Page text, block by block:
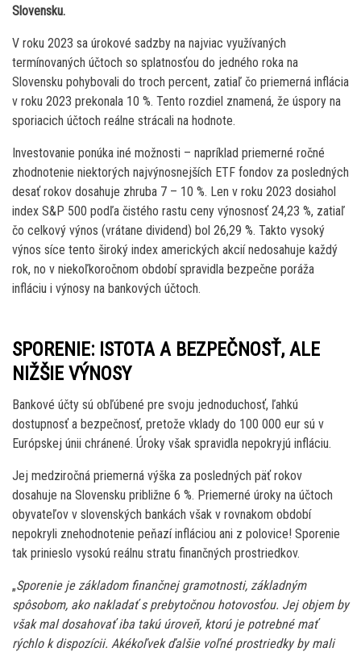
Slovensku.
V roku 2023 sa úrokové sadzby na najviac využívaných
termínovaných účtoch so splatnosťou do jedného roka na
Slovensku pohybovali do troch percent, zatiaľ čo priemerná inflácia
v roku 2023 prekonala 10 %. Tento rozdiel znamená, že úspory na
sporiacich účtoch reálne strácali na hodnote.
Investovanie ponúka iné možnosti – napríklad priemerné ročné
zhodnotenie niektorých najvýnosnejších ETF fondov za posledných
desať rokov dosahuje zhruba 7 – 10 %. Len v roku 2023 dosiahol
index S&P 500 podľa čistého rastu ceny výnosnosť 24,23 %, zatiaľ
čo celkový výnos (vrátane dividend) bol 26,29 %. Takto vysoký
výnos síce tento široký index amerických akcií nedosahuje každý
rok, no v niekoľkoročnom období spravidla bezpečne poráža
infláciu i výnosy na bankových účtoch.
SPORENIE: ISTOTA A BEZPEČNOSŤ, ALE
NIŽŠIE VÝNOSY
Bankové účty sú obľúbené pre svoju jednoduchosť, ľahkú
dostupnosť a bezpečnosť, pretože vklady do 100 000 eur sú v
Európskej únii chránené. Úroky však spravidla nepokryjú infláciu.
Jej medziročná priemerná výška za posledných päť rokov
dosahuje na Slovensku približne 6 %. Priemerné úroky na účtoch
obyvateľov v slovenských bankách však v rovnakom období
nepokryli znehodnotenie peňazí infláciou ani z polovice! Sporenie
tak prinieslo vysokú reálnu stratu finančných prostriedkov.
„Sporenie je základom finančnej gramotnosti, základným
spôsobom, ako nakladať s prebytočnou hotovosťou. Jej objem by
však mal dosahovať iba takú úroveň, ktorú je potrebné mať
rýchlo k dispozícii. Akékoľvek ďalšie voľné prostriedky by mali